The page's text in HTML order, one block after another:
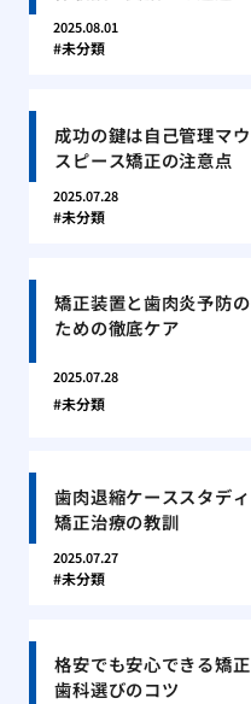
2025.08.01
未分類
成功の鍵は自己管理マウ
スピース矯正の注意点
2025.07.28
未分類
矯正装置と歯肉炎予防の
ための徹底ケア
2025.07.28
未分類
歯肉退縮ケーススタディ
矯正治療の教訓
2025.07.27
未分類
格安でも安心できる矯正
歯科選びのコツ